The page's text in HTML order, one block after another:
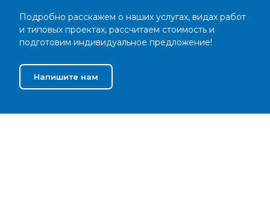
Подробно расскажем о наших услугах, видах работ
и типовых проектах, рассчитаем стоимость и
подготовим индивидуальное предложение!
Напишите нам